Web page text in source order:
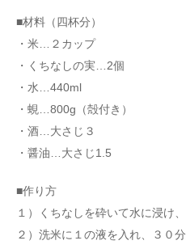
■材料（四杯分）
・米…２カップ
・くちなしの実…2個
・水…440ml
・蜆…800g（殻付き）
・酒…大さじ３
・醤油…大さじ1.5
■作り方
１）くちなしを砕いて水に浸け
２）洗米に１の液を入れ、３０